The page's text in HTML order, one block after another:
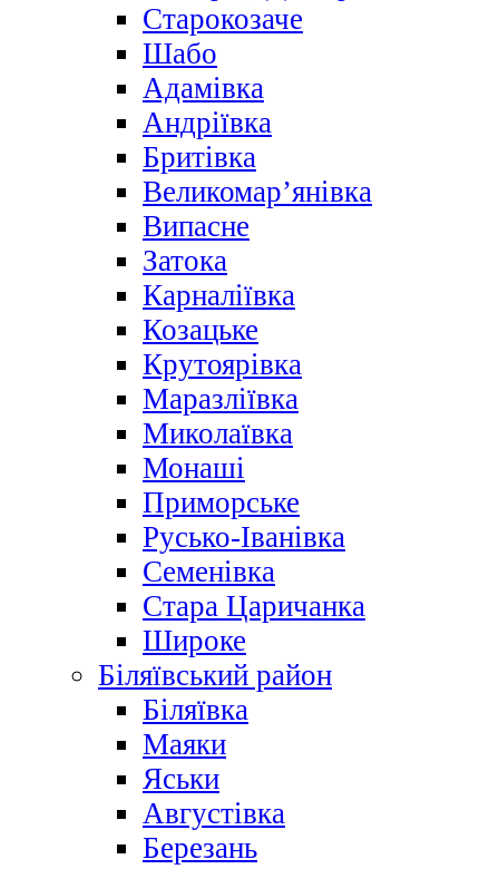
Старокозаче
Шабо
Адамівка
Андріївка
Бритівка
Великомар’янівка
Випасне
Затока
Карналіївка
Козацьке
Крутоярівка
Маразліївка
Миколаївка
Монаші
Приморське
Русько-Іванівка
Семенівка
Стара Царичанка
Широке
Біляївський район
Біляївка
Маяки
Яськи
Августівка
Березань